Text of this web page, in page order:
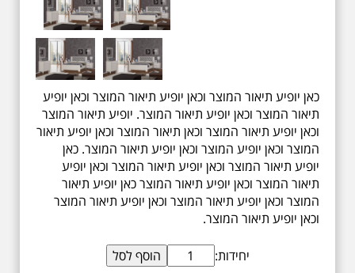
כאן יופיע תיאור המוצר וכאן יופיע תיאור המוצר וכאן יופיע
תיאור המוצר וכאן יופיע תיאור המוצר. יופיע תיאור המוצר
וכאן יופיע תיאור המוצר וכאן תיאור המוצר וכאן יופיע תיאור
המוצר וכאן יופיע המוצר וכאן יופיע תיאור המוצר. כאן
יופיע תיאור המוצר וכאן יופיע תיאור המוצר וכאן יופיע
תיאור המוצר וכאן יופיע תיאור המוצר כאן יופיע תיאור
המוצר וכאן יופיע תיאור המוצר וכאן יופיע תיאור המוצר
וכאן יופיע תיאור המוצר.
יחידות: